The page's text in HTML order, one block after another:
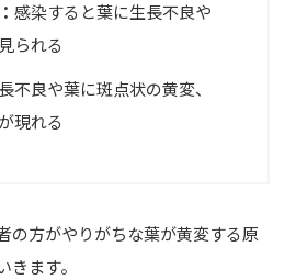
感染すると葉に生長不良や
られる
不良や葉に斑点状の黄変、
現れる
の方がやりがちな葉が黄変する原
ます。